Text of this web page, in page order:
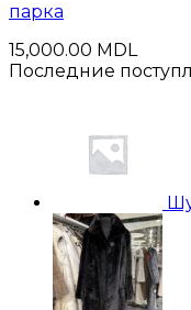
парка
15,000.00 MDL
Последние